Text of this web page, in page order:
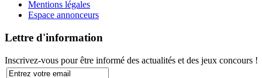
Mentions légales
Espace annonceurs
Lettre d'information
Inscrivez-vous pour être informé des actualités et des jeux concours !